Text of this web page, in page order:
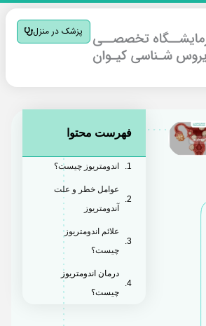
پزشک در منزل
فهرست محتوا
اندومتریوز چیست؟
عوامل خطر و علت
آندومتریوز
علائم اندومتریوز
چیست؟
درمان اندومتریوز
چیست؟